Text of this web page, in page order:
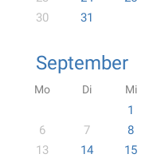
30
31
September
Mo Di Mi
1
6
7 8
13
14 15